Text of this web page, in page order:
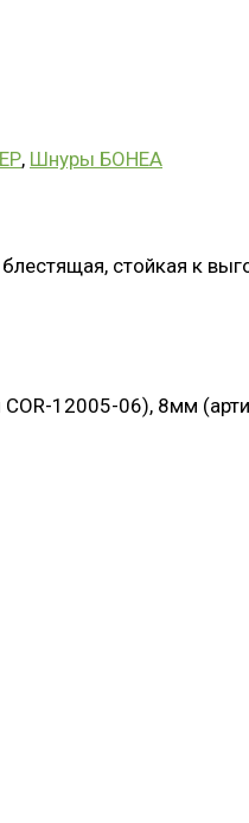
, Шнуры БОНЕА
стойкая к
12005-06), 8мм